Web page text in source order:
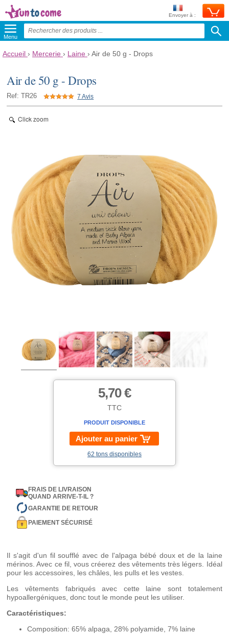
Envoyer à :
Menu
Accueil › Mercerie › Laine › Air de 50 g - Drops
Air de 50 g - Drops
Ref: TR26 7 Avis
Click zoom
5,70 €
TTC
PRODUIT DISPONIBLE
Ajouter au panier
62 tons disponibles
FRAIS DE LIVRAISON
QUAND ARRIVE-T-IL ?
GARANTIE DE RETOUR
PAIEMENT SÉCURISÉ
Il s'agit d'un fil soufflé avec de l'alpaga bébé doux et de la laine
mérinos. Avec ce fil, vous créerez des vêtements très légers. Idéal
pour les accessoires, les châles, les pulls et les vestes.
Les vêtements fabriqués avec cette laine sont totalement
hypoallergéniques, donc tout le monde peut les utiliser.
Caractéristiques:
Composition: 65% alpaga, 28% polyamide, 7% laine